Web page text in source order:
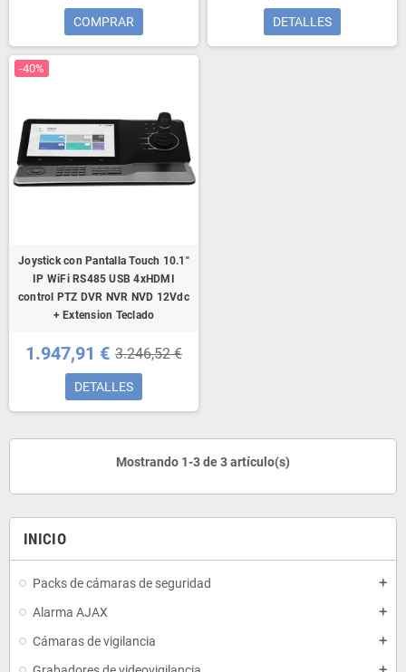
INICIO
Packs de cámaras de seguridad add
Alarma AJAX add
Cámaras de vigilancia add
COMPRAR DETALLES
-40%
Joystick con Pantalla Touch 10.1"
IP WiFi RS485 USB 4xHDMI
control PTZ DVR NVR NVD 12Vdc
+ Extension Teclado
1.947,91 € 3.246,52 €
DETALLES
Mostrando 1-3 de 3 artículo(s)